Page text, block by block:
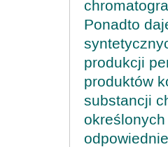
Ponadto
produkcji
produktów
substancji